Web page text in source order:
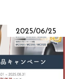
2025/06/25